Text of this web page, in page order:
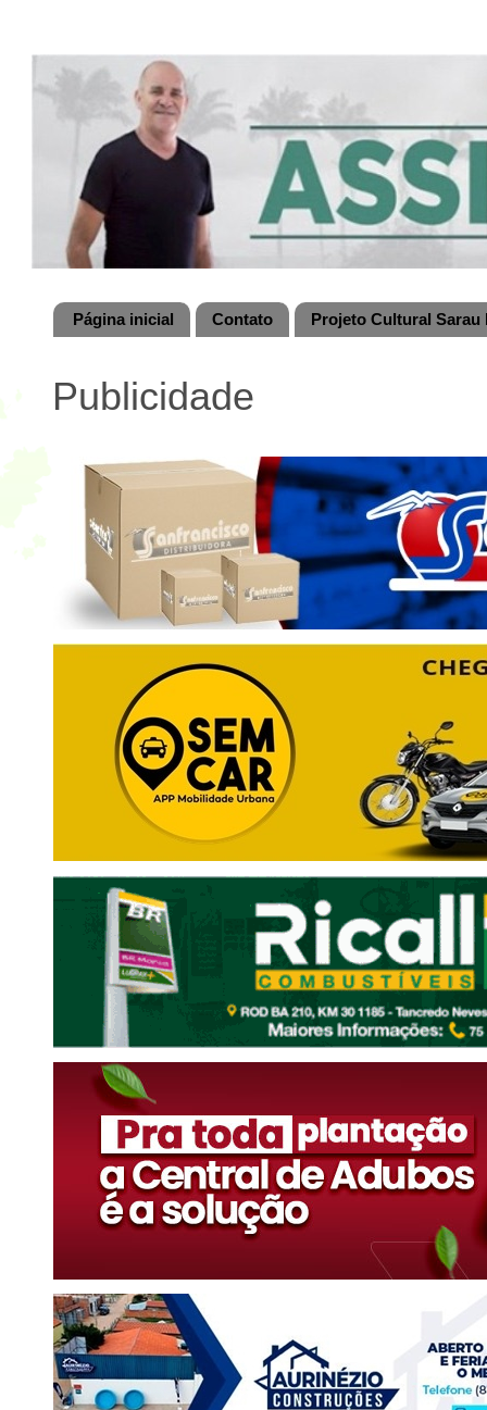
Página inicial Contato Projeto Cultural
Publicidade